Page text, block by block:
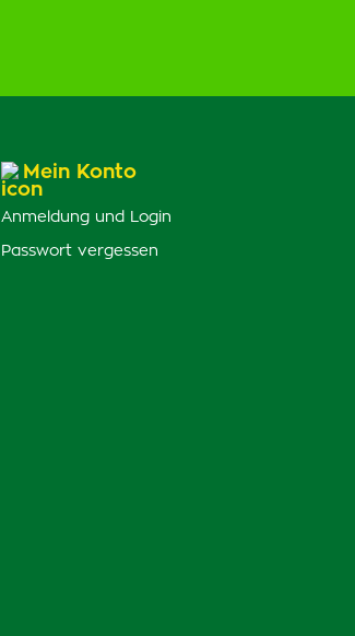
Mein Konto
Anmeldung und Login
Passwort vergessen